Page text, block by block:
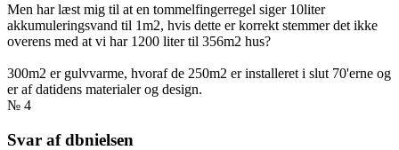
Men har læst mig til at en tommelfingerregel siger 10liter
akkumuleringsvand til 1m2, hvis dette er korrekt stemmer det ikke
overens med at vi har 1200 liter til 356m2 hus?
300m2 er gulvvarme, hvoraf de 250m2 er installeret i slut 70'erne og
er af datidens materialer og design.
№ 4
Svar af dbnielsen